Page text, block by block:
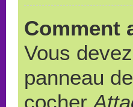
Comment
Vous
panneau
cocher